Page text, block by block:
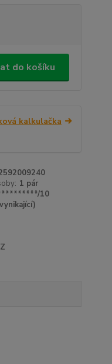
do košíku
kalkulačka
1 pár
10